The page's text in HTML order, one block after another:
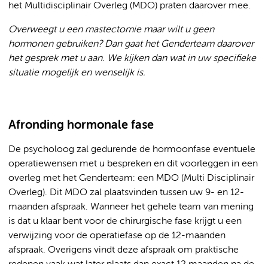
het Multidisciplinair Overleg (MDO) praten daarover mee.
Overweegt u een mastectomie maar wilt u geen
hormonen gebruiken? Dan gaat het Genderteam daarover
het gesprek met u aan. We kijken dan wat in uw specifieke
situatie mogelijk en wenselijk is.
Afronding hormonale fase
De psycholoog zal gedurende de hormoonfase eventuele
operatiewensen met u bespreken en dit voorleggen in een
overleg met het Genderteam: een MDO (Multi Disciplinair
Overleg). Dit MDO zal plaatsvinden tussen uw 9- en 12-
maanden afspraak. Wanneer het gehele team van mening
is dat u klaar bent voor de chirurgische fase krijgt u een
verwijzing voor de operatiefase op de 12-maanden
afspraak. Overigens vindt deze afspraak om praktische